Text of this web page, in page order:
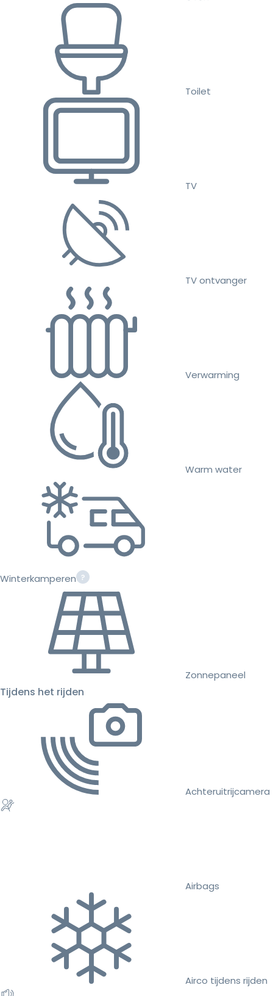
Toilet
TV
TV ontvanger
Verwarming
Warm water
Winterkamperen
Zonnepaneel
Tijdens het rijden
Achteruitrijcamera
Airbags
Airco tijdens rijden